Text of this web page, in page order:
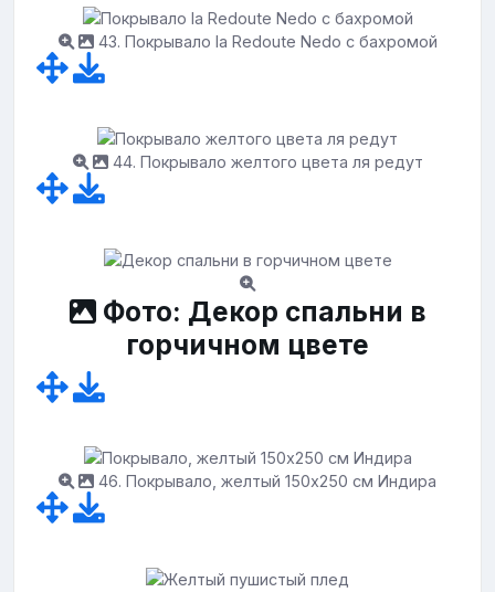
43. Покрывало la Redoute Nedo с бахромой
44. Покрывало желтого цвета ля редут
Фото: Декор спальни в
горчичном цвете
46. Покрывало, желтый 150x250 см Индира